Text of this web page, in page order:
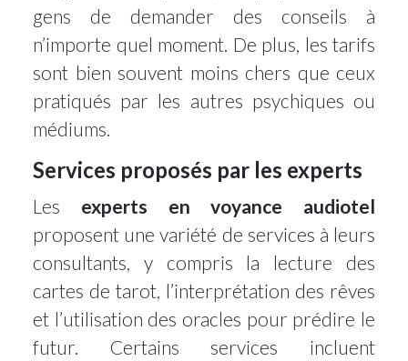
gens de demander des conseils à
n’importe quel moment. De plus, les tarifs
sont bien souvent moins chers que ceux
pratiqués par les autres psychiques ou
médiums.
Services proposés par les experts
Les experts en voyance audiotel
proposent une variété de services à leurs
consultants, y compris la lecture des
cartes de tarot, l’interprétation des rêves
et l’utilisation des oracles pour prédire le
futur. Certains services incluent